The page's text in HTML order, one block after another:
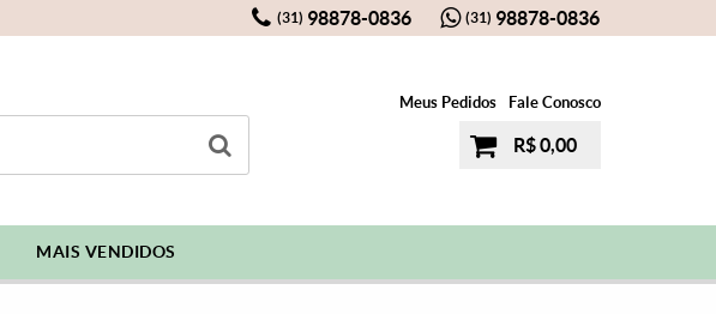
(31) 98878-0836 (31) 98878-0836
Meus Pedidos Fale Conosco
R$ 0,00
MAIS VENDIDOS